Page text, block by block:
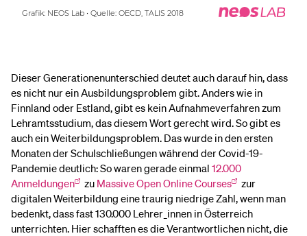
Dieser Generationenunterschied deutet auch darauf hin, dass
es nicht nur ein Ausbildungsproblem gibt. Anders wie in
Finnland oder Estland, gibt es kein Aufnahmeverfahren zum
Lehramtsstudium, das diesem Wort gerecht wird. So gibt es
auch ein Weiterbildungsproblem. Das wurde in den ersten
Monaten der Schulschließungen während der Covid-19-
Pandemie deutlich: So waren gerade einmal 12.000
Anmeldungen
zu Massive Open Online Courses
zur
digitalen Weiterbildung eine traurig niedrige Zahl, wenn man
bedenkt, dass fast 130.000 Lehrer_innen in Österreich
unterrichten. Hier schafften es die Verantwortlichen nicht, die